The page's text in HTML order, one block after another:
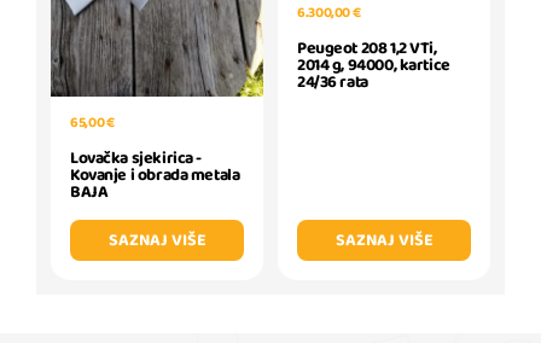
65,00 €
Lovačka sjekirica -
Kovanje i obrada metala
BAJA
SAZNAJ VIŠE
6.300,00 €
Peugeot 208 1,2 VTi,
2014 g, 94000, kartice
24/36 rata
SAZNAJ VIŠE